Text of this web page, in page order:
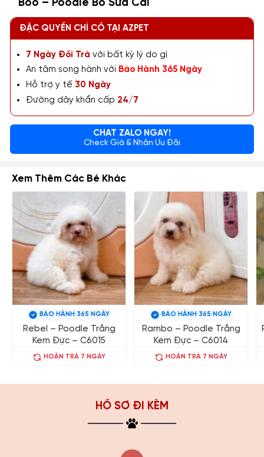
Boo – Poodle Bò Sữa Cái
ĐẶC QUYỀN CHỈ CÓ TẠI AZPET
7 Ngày Đổi Trả với bất kỳ lý do gì
An tâm song hành với Bảo Hành 365 Ngày
Hỗ trợ y tế 30 Ngày
Đường dây khẩn cấp 24/7
CHAT ZALO NGAY!
Check Giá & Nhận Ưu Đãi
Xem Thêm Các Bé Khác
BẢO HÀNH 365 NGÀY
Rebel – Poodle Trắng
Kem Đực – C6015
HOÀN TRẢ 7 NGÀY
BẢO HÀNH 365 NGÀY
Rambo – Poodle Trắng
Kem Đực – C6014
HOÀN TRẢ 7 NGÀY
HỒ SƠ ĐI KÈM